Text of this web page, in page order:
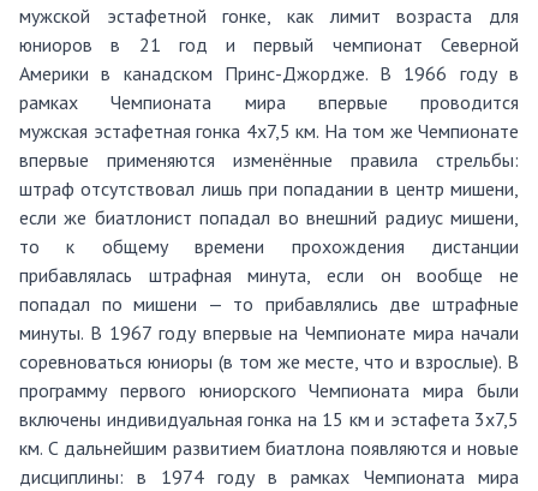
мужской эстафетной гонке, как лимит возраста для
юниоров в 21 год и первый чемпионат Северной
Америкив канадском Принс-Джордже. В 1966 годув
рамкахЧемпионата мира впервые проводится
мужская эстафетная гонка 4х7,5 км. На том же Чемпионате
впервые применяются изменённые правила стрельбы:
штраф отсутствовал лишь при попадании в центр мишени,
если же биатлонист попадал во внешний радиус мишени,
то к общему времени прохождения дистанции
прибавлялась штрафная минута, если он вообще не
попадал по мишени — то прибавлялись две штрафные
минуты. В 1967 годувпервые на Чемпионате мира начали
соревноваться юниоры (в том же месте, что и взрослые). В
программу первого юниорского Чемпионата мира были
включены индивидуальная гонка на 15 км и эстафета 3х7,5
км. С дальнейшим развитием биатлона появляются и новые
дисциплины: в 1974 годув рамках Чемпионата мира